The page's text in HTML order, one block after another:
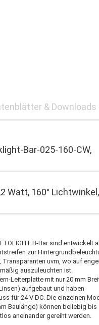
& Downloads
Bar-025-160-CW,
Watt, 160° Lichtwinkel,
B-Bar sind entwickelt
zur
uvm, wo auf
auszuleuchten ist.
Leiterplatte mit nur 20 mm
aufgebaut und haben
für 24 V DC. Die einzelnen
Baulänge) können beliebig bis
aneinander gereiht werden.